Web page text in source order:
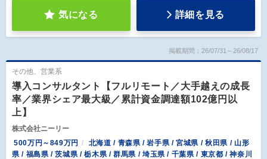
気になる 詳細を見る
掲載期間：26/07/31～26/08/17
その他、営業系
導入コンサルタント【フルリモート／大手越えの成長
率／業界シェア最大級／累計資金調達額102億円以
上】
株式会社ニーリー
500万円～849万円
北海道 / 青森県 / 岩手県 / 宮城県 / 秋田県 / 山形
県 / 福島県 / 茨城県 / 栃木県 / 群馬県 / 埼玉県 / 千葉県 / 東京都 / 神奈川